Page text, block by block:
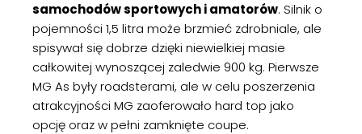
samochodów sportowych i amatorów. Silnik o
pojemności 1,5 litra może brzmieć zdrobniale, ale
spisywał się dobrze dzięki niewielkiej masie
całkowitej wynoszącej zaledwie 900 kg. Pierwsze
MG As były roadsterami, ale w celu poszerzenia
atrakcyjności MG zaoferowało hard top jako
opcję oraz w pełni zamknięte coupe.